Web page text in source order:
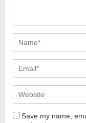
Save my name,